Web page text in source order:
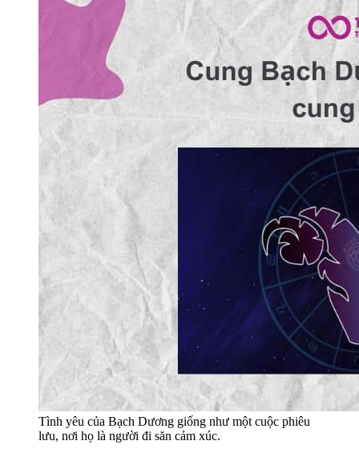
Tình yêu của Bạch Dương giống như một cuộc phiêu
lưu, nơi họ là người đi săn cảm xúc.